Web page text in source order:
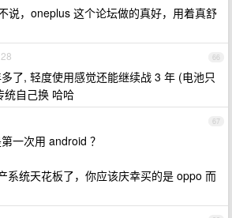
说，oneplus 这个论坛做的真好，用着真舒
66
了, 轻度使用感觉还能继续战 3 年 (电池只
统自己换 哈哈
67
一次用 android ？
系统天花板了，你应该庆幸买的是 oppo 而